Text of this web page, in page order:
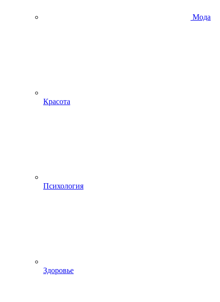
Мода
Красота
Психология
Здоровье